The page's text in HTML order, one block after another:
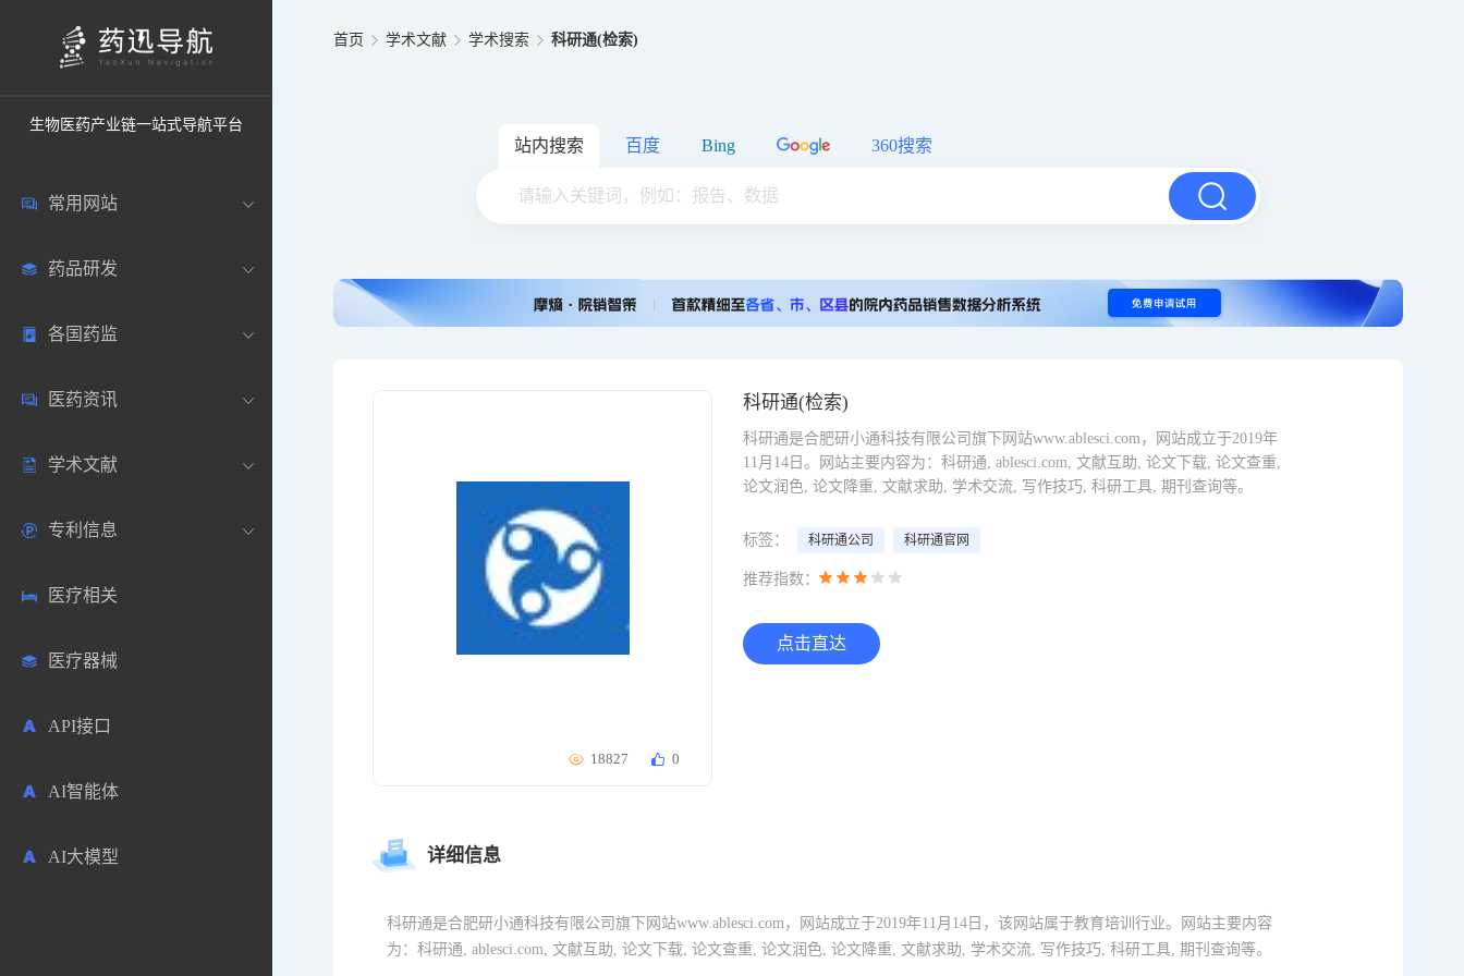
生物医药产业链一站式导航平台
常用网站
中国常用
药圈资讯
邮箱登录
药典网站
药品研发
药研数据库
药品说明书
药物临床
生物数据库
药品市场信息
合成化工
药物分析
毒性数据库
原辅料包材
各国药监
中国
美国
欧洲
日本
其他各国
医药资讯
医药新闻
医药论坛
药研咨询
医药科普
学术文献
学术搜索
SciHub文献
文献下载
文献管理
专利信息
各国专利局官方查询
医药专利
商业专利数据库
免费专利库
医疗相关
医疗器械
API接口
AI智能体
AI大模型
首页 学术文献 学术搜索 科研通(检索)
站内搜索 百度 Bing 360搜索
18827 0
科研通(检索)
科研通是合肥研小通科技有限公司旗下网站www.ablesci.com，网站成立于2019年
11月14日。网站主要内容为：科研通, ablesci.com, 文献互助, 论文下载, 论文查重,
论文润色, 论文降重, 文献求助, 学术交流, 写作技巧, 科研工具, 期刊查询等。
标签： 科研通公司 科研通官网
推荐指数：
点击直达
详细信息
科研通是合肥研小通科技有限公司旗下网站www.ablesci.com，网站成立于2019年11月14日，该网站属于教育培训行业。网站主要内容
为：科研通, ablesci.com, 文献互助, 论文下载, 论文查重, 论文润色, 论文降重, 文献求助, 学术交流, 写作技巧, 科研工具, 期刊查询等。